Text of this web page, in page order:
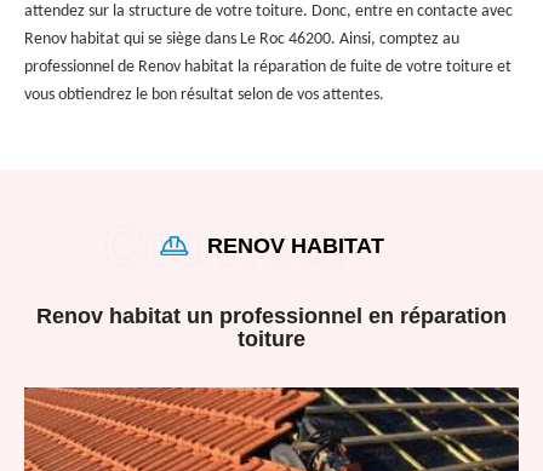
attendez sur la structure de votre toiture. Donc, entre en contacte avec
Renov habitat qui se siège dans Le Roc 46200. Ainsi, comptez au
professionnel de Renov habitat la réparation de fuite de votre toiture et
vous obtiendrez le bon résultat selon de vos attentes.
RENOV HABITAT
Renov habitat un professionnel en réparation
toiture